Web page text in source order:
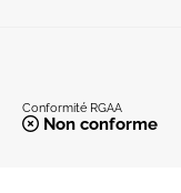
Conformité RGAA
Non conforme